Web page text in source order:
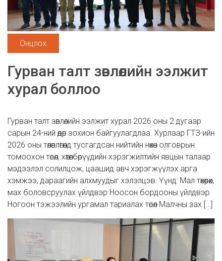
Онцлох
Гурван талт зөвлөлийн ээлжит
хурал боллоо
Гурван талт зөвлөлийн ээлжит хурал 2026 оны 2 дугаар
сарын 24-ний өдөр зохион байгуулагдлаа. Хурлаар ГТЗ-ийн
2026 оны төлөвлөгөөнд тусгагдсан нийтийн нөхөн олговрын
томоохон төсөл, хөтөлбөрүүдийн хэрэгжилтийн явцын талаар
мэдээлэл солилцож, цаашид авч хэрэгжүүлэх арга
хэмжээ, дараагийн алхмуудыг хэлэлцэв. Үүнд: Мал төхөөрөх,
мах боловсруулах үйлдвэр Ноосон бордооны үйлдвэр
Ногоон тэжээлийн ургамал тариалах төсөл Малчны зах […]